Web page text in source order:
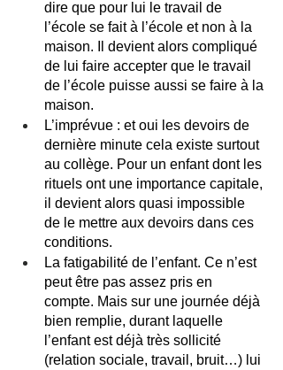
dire que pour lui le travail de
l’école se fait à l’école et non à la
maison. Il devient alors compliqué
de lui faire accepter que le travail
de l’école puisse aussi se faire à la
maison.
L’imprévue : et oui les devoirs de
dernière minute cela existe surtout
au collège. Pour un enfant dont les
rituels ont une importance capitale,
il devient alors quasi impossible
de le mettre aux devoirs dans ces
conditions.
La fatigabilité de l’enfant. Ce n’est
peut être pas assez pris en
compte. Mais sur une journée déjà
bien remplie, durant laquelle
l’enfant est déjà très sollicité
(relation sociale, travail, bruit…) lui